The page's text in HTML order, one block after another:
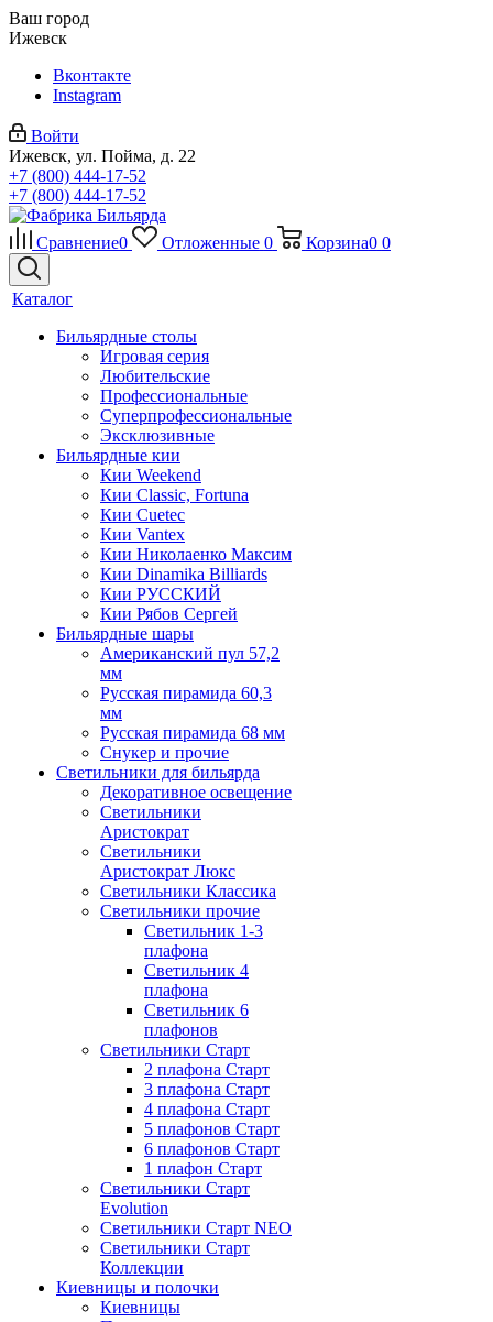
Ваш город
Ижевск
Вконтакте
Instagram
Войти
Ижевск, ул. Пойма, д. 22
+7 (800) 444-17-52
+7 (800) 444-17-52
Сравнение0 Отложенные 0 Корзина0 0
Каталог
Бильярдные столы
Игровая серия
Любительские
Профессиональные
Суперпрофессиональные
Эксклюзивные
Бильярдные кии
Кии Weekend
Кии Classic, Fortuna
Кии Cuetec
Кии Vantex
Кии Николаенко Максим
Кии Dinamika Billiards
Кии РУССКИЙ
Кии Рябов Сергей
Бильярдные шары
Американский пул 57,2
мм
Русская пирамида 60,3
мм
Русская пирамида 68 мм
Снукер и прочие
Светильники для бильярда
Декоративное освещение
Светильники
Аристократ
Светильники
Аристократ Люкс
Светильники Классика
Светильники прочие
Светильник 1-3
плафона
Светильник 4
плафона
Светильник 6
плафонов
Светильники Старт
2 плафона Старт
3 плафона Старт
4 плафона Старт
5 плафонов Старт
6 плафонов Старт
1 плафон Старт
Светильники Старт
Evolution
Светильники Старт NEO
Светильники Старт
Коллекции
Киевницы и полочки
Киевницы